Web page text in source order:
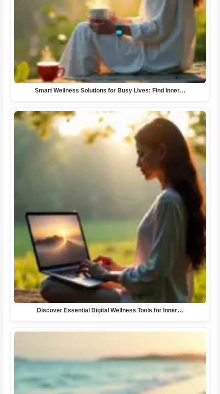
Smart Wellness Solutions for Busy Lives: Find Inner…
Discover Essential Digital Wellness Tools for Inner…